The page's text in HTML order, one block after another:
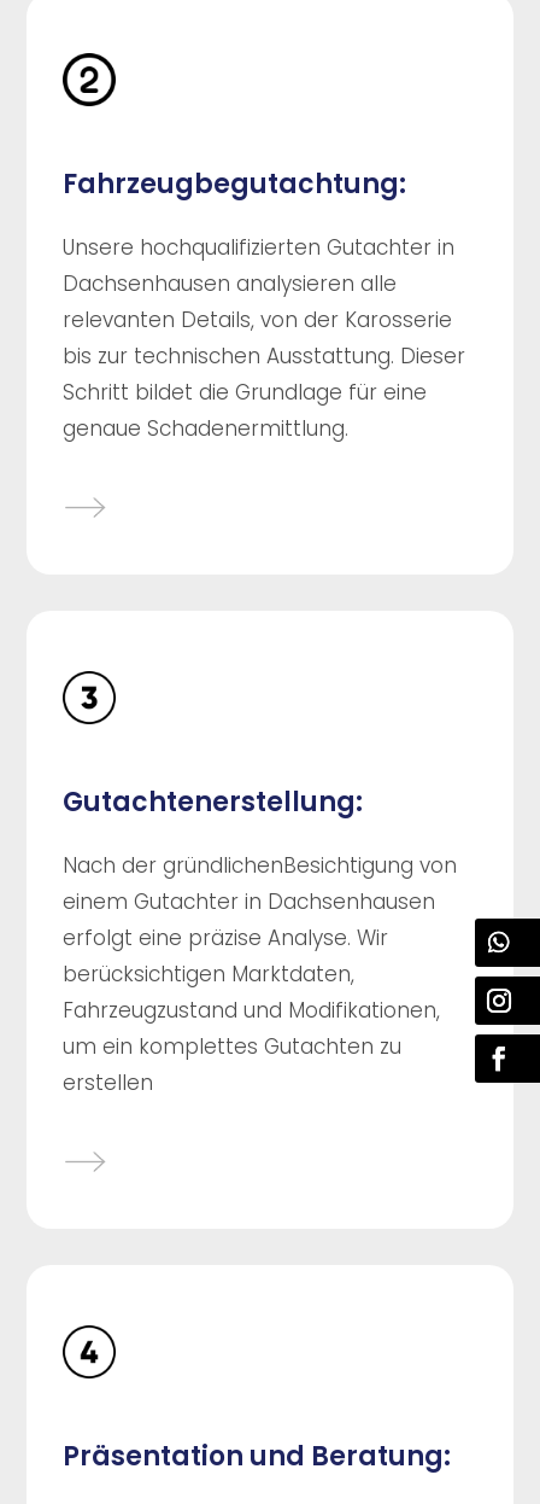
Fahrzeugbegutachtung:
Unsere hochqualifizierten Gutachter in
Dachsenhausen analysieren alle
relevanten Details, von der Karosserie
bis zur technischen Ausstattung. Dieser
Schritt bildet die Grundlage für eine
genaue Schadenermittlung.
Gutachtenerstellung:
Nach der gründlichenBesichtigung von
einem Gutachter in Dachsenhausen
erfolgt eine präzise Analyse. Wir
berücksichtigen Marktdaten,
Fahrzeugzustand und Modifikationen,
um ein komplettes Gutachten zu
erstellen
Präsentation und Beratung: